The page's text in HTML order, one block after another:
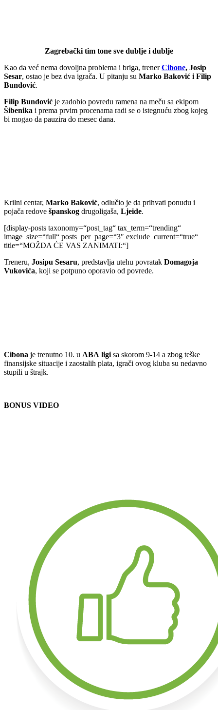
Zagrebački tim tone sve dublje i dublje
Kao da već nema dovoljna problema i briga, trenerCibone, Josip
Sesar, ostao je bez dva igrača. U pitanju su Marko Baković i Filip
Bundović.
Filip Bundović je zadobio povredu ramena na meču sa ekipom
Šibenika i prema prvim procenama radi se o istegnuću zbog kojeg
bi mogao da pauzira do mesec dana.
Krilni centar, Marko Baković, odlučio je da prihvati ponudu i
pojača redove španskog drugoligaša, Ljeide.
[display-posts taxonomy=“post_tag“ tax_term=“trending“
image_size=“full“ posts_per_page=“3″ exclude_current=“true“
title=“MOŽDA ĆE VAS ZANIMATI:“]
Treneru, Josipu Sesaru, predstavlja utehu povratak Domagoja
Vukovića, koji se potpuno oporavio od povrede.
Cibona je trenutno 10. u ABA ligi sa skorom 9-14 a zbog teške
finansijske situacije i zaostalih plata, igrači ovog kluba su nedavno
stupili u štrajk.
BONUS VIDEO